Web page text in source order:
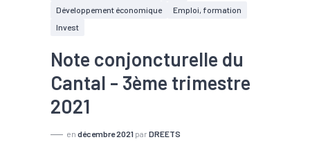
Développement économique
Emploi, formation
Invest
Note conjoncturelle du
Cantal - 3ème trimestre
2021
en décembre 2021 par DREETS